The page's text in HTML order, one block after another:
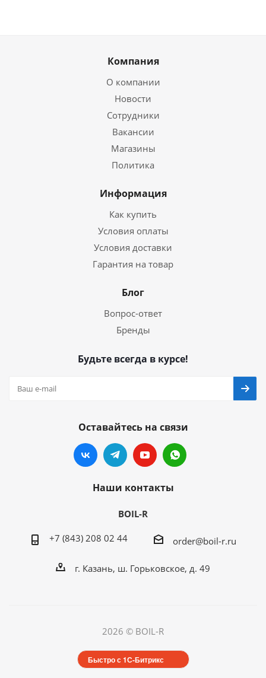
Компания
О компании
Новости
Сотрудники
Вакансии
Магазины
Политика
Информация
Как купить
Условия оплаты
Условия доставки
Гарантия на товар
Блог
Вопрос-ответ
Бренды
Будьте всегда в курсе!
Оставайтесь на связи
Наши контакты
BOIL-R
+7 (843) 208 02 44 order@boil-r.ru
г. Казань, ш. Горьковское, д. 49
2026 © BOIL-R
Быстро с 1С-Битрикс